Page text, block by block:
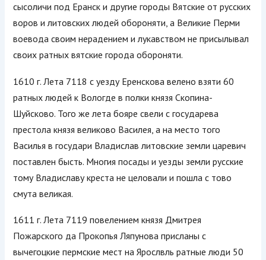
сысоличи под Еранск и другие городы Вятские от русских
воров и литовских людей обороняти, а Великие Перми
воевода своим нерадением и лукавством не присылывал
своих ратных вятские города обороняти.
1610 г. Лета 7118 с уезду Еренскова велено взяти 60
ратных людей к Вологде в полки князя Скопина-
Шуйсково. Того же лета бояре свели с государева
престола князя великово Василея, а на место того
Василья в государи Владислав литовские земли царевич
поставлен бысть. Многия посады и уезды земли русские
тому Владиславу креста не целовали и пошла с тово
смута великая.
1611 г. Лета 7119 повелением князя Дмитрея
Пожарского да Прокопья Ляпунова присланы с
вычегоцкие пермские мест на Ярослвль ратные люди 50